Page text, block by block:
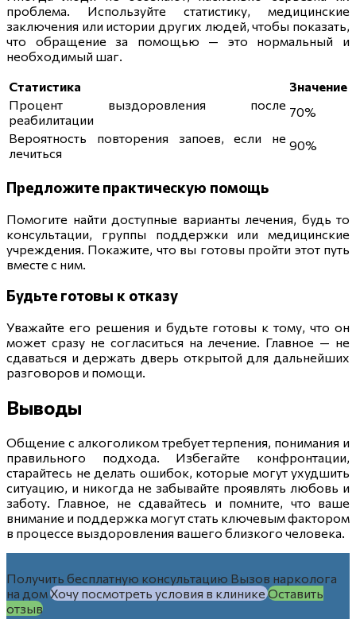
проблема. Используйте статистику, медицинские
заключения или истории других людей, чтобы показать,
что обращение за помощью — это нормальный и
необходимый шаг.
Статистика
Значение
Процент выздоровления после
реабилитации
70%
Вероятность повторения запоев, если не
лечиться
90%
Предложите практическую помощь
Помогите найти доступные варианты лечения, будь то
консультации, группы поддержки или медицинские
учреждения. Покажите, что вы готовы пройти этот путь
вместе с ним.
Будьте готовы к отказу
Уважайте его решения и будьте готовы к тому, что он
может сразу не согласиться на лечение. Главное — не
сдаваться и держать дверь открытой для дальнейших
разговоров и помощи.
Выводы
Общение с алкоголиком требует терпения, понимания и
правильного подхода. Избегайте конфронтации,
старайтесь не делать ошибок, которые могут ухудшить
ситуацию, и никогда не забывайте проявлять любовь и
заботу. Главное, не сдавайтесь и помните, что ваше
внимание и поддержка могут стать ключевым фактором
в процессе выздоровления вашего близкого человека.
Получить бесплатную консультацию Вызов нарколога
на домХочу посмотреть условия в клиникеОставить
отзыв